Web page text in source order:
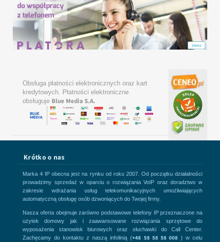
Obsługa płatności elektronicznych oraz kart
kredytowych. Płatności elektroniczne
obsługuje Blue Media S.A.
Krótko o nas
Marka 4 IP obecna jest na rynku od roku 2007. Od początku działalności
prowadzimy sprzedaż w oparciu o rozwiązania VoIP oraz doradztwo w
zakresie wdrażania usług telekomunikacyjnych umożliwiających
automatyczną obsługę osób dzwoniących do Twojej firmy.
Nasza oferta obejmuje zarówno podstawowe telefony IP przeznaczone na
użytek domowy jak i zaawansowane rozwiązania sprzętowe do
wyposażenia stanowisk biurowych oraz słuchawki do Call Center.
Zachęcamy do kontaktu z naszą infolinią (+48 58 58 58 008) w celu